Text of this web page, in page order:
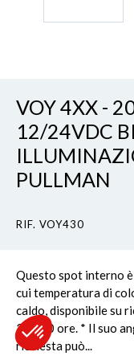
VOY 4XX -
12/24VDC
PULLMAN
RIF. VOY430
Questo spot interno è
cui temperatura di
caldo, disponibile su
25.000 ore. * Il suo
richiesta può...